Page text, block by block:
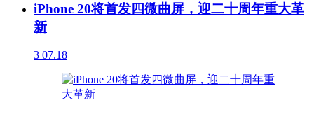
iPhone 20将首发四微曲屏，迎二十周年重大革
新
3 07.18